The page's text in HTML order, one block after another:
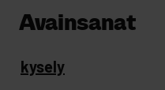
Avainsanat
kysely